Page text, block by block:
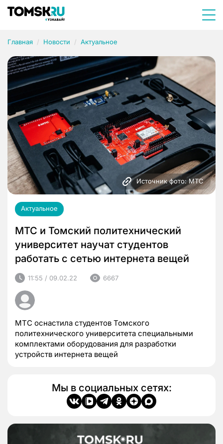
Главная Новости Актуальное
Источник фото: МТС
Актуальное
МТС и Томский политехнический
университет научат студентов
работать с сетью интернета вещей
11:55 / 09.02.22 6667
МТС оснастила студентов Томского
политехнического университета специальными
комплектами оборудования для разработки
устройств интернета вещей
Мы в социальных сетях: